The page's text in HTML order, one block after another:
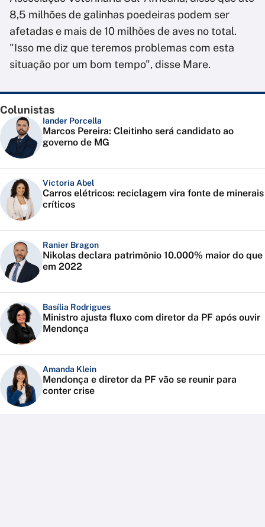
8,5 milhões de galinhas poedeiras podem ser
afetadas e mais de 10 milhões de aves no total.
"Isso me diz que teremos problemas com esta
situação por um bom tempo", disse Mare.
Colunistas
Iander Porcella
Marcos Pereira: Cleitinho será candidato ao
governo de MG
Victoria Abel
Carros elétricos: reciclagem vira fonte de minerais
críticos
Ranier Bragon
Nikolas declara patrimônio 10.000% maior do que
em 2022
Basília Rodrigues
Ministro ajusta fluxo com diretor da PF após ouvir
Mendonça
Amanda Klein
Mendonça e diretor da PF vão se reunir para
conter crise